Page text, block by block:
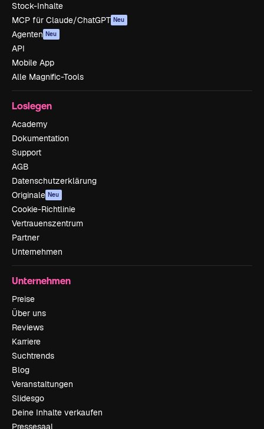
Stock-Inhalte
MCP für Claude/ChatGPT Neu
Agenten Neu
API
Mobile App
Alle Magnific-Tools
Loslegen
Academy
Dokumentation
Support
AGB
Datenschutzerklärung
Originale Neu
Cookie-Richtlinie
Vertrauenszentrum
Partner
Unternehmen
Unternehmen
Preise
Über uns
Reviews
Karriere
Suchtrends
Blog
Veranstaltungen
Slidesgo
Deine Inhalte verkaufen
Pressesaal